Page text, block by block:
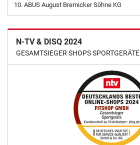
ABUS August Bremicker Söhne KG
N-TV & DISQ 2024
GESAMTSIEGER SHOPS SPORTGERÄTE